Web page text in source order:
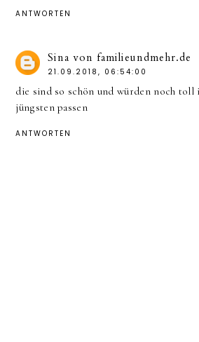
ANTWORTEN
Sina von familieundmehr.de
21.09.2018, 06:54:00
die sind so schön und würden noch toll
jüngsten passen
ANTWORTEN